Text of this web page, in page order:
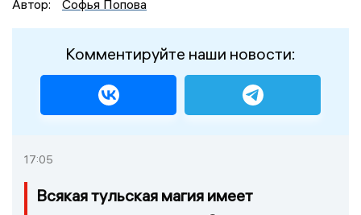
Автор:
Софья Попова
Комментируйте наши новости:
17:05
Всякая тульская магия имеет